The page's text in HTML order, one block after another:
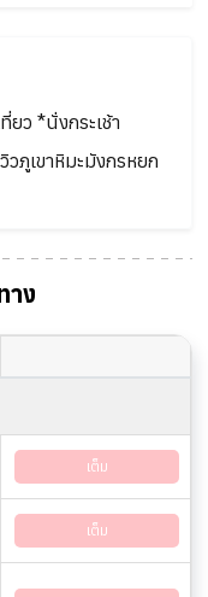
ว *นั่งกระเช้า
ภูเขาหิมะมังกรหยก
าง
เต็ม
เต็ม